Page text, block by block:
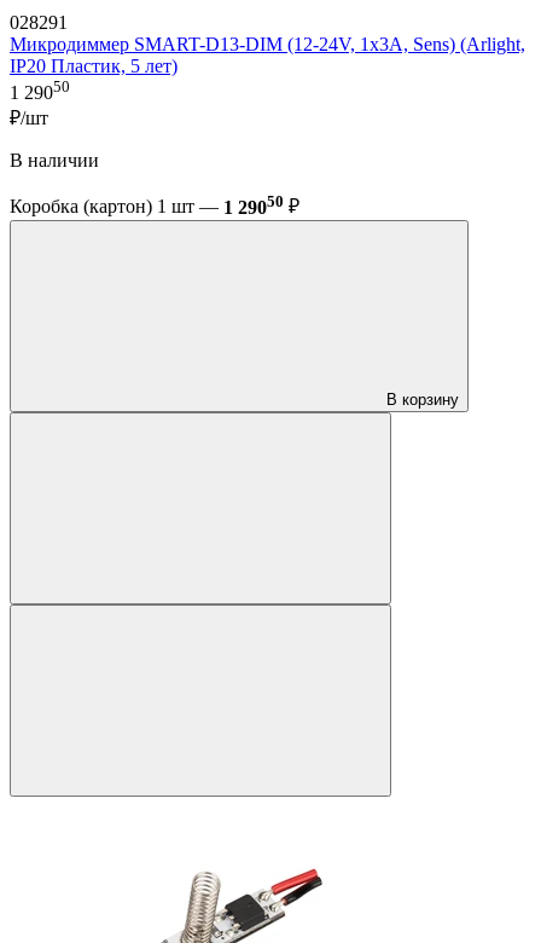
028291
Микродиммер SMART-D13-DIM (12-24V, 1x3A, Sens) (Arlight,
IP20 Пластик, 5 лет)
1 29050
₽/шт
В наличии
Коробка (картон) 1 шт — 1 29050 ₽
В корзину